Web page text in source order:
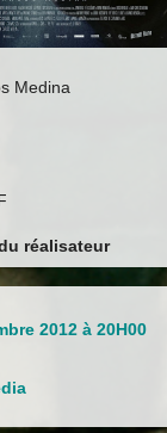
Medina
réalisateur
2012 à 20H00